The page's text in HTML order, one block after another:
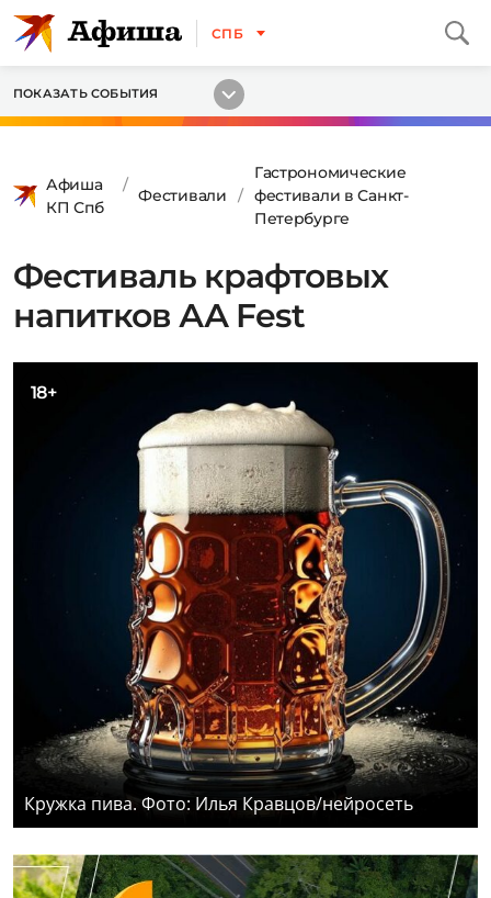
СПБ
ПОКАЗАТЬ СОБЫТИЯ
Афиша
КП Спб
Фестивали
Гастрономические
фестивали в Санкт-
Петербурге
Фестиваль крафтовых
напитков АА Fest
18+
Кружка пива. Фото: Илья Кравцов/нейросеть